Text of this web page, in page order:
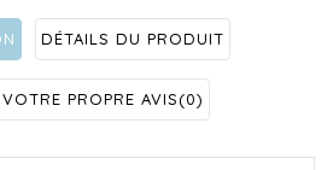
DÉTAILS DU PRODUIT
PROPRE AVIS(0)